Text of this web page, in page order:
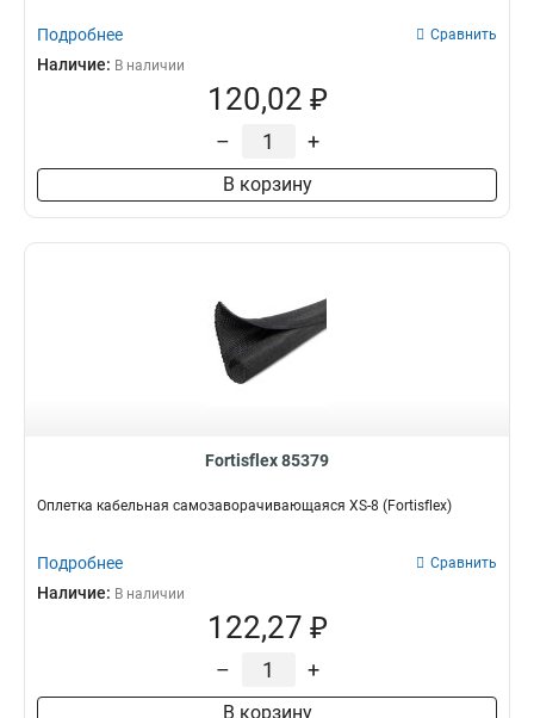
Подробнее Сравнить
Наличие: В наличии
120,02 ₽
– +
В корзину
Fortisflex 85379
Оплетка кабельная самозаворачивающаяся XS-8 (Fortisflex)
Подробнее Сравнить
Наличие: В наличии
122,27 ₽
– +
В корзину